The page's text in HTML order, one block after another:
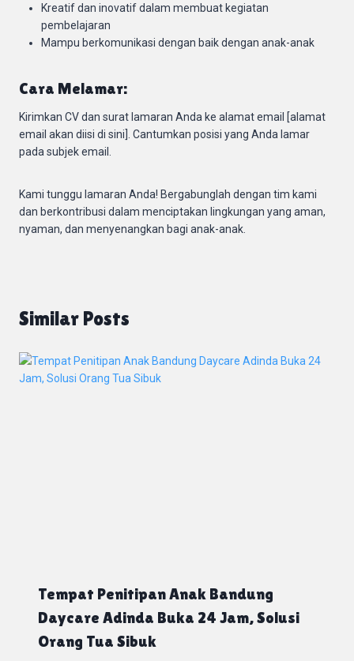
Kreatif dan inovatif dalam membuat kegiatan
pembelajaran
Mampu berkomunikasi dengan baik dengan anak-anak
Cara Melamar:
Kirimkan CV dan surat lamaran Anda ke alamat email [alamat
email akan diisi di sini]. Cantumkan posisi yang Anda lamar
pada subjek email.
Kami tunggu lamaran Anda! Bergabunglah dengan tim kami
dan berkontribusi dalam menciptakan lingkungan yang aman,
nyaman, dan menyenangkan bagi anak-anak.
Similar Posts
Tempat Penitipan Anak Bandung
Daycare Adinda Buka 24 Jam, Solusi
Orang Tua Sibuk